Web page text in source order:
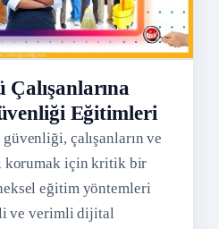
Eğitimleri
çalışanların ve
korumak için kritik bir
eğitim yöntemleri
ve verimli dijital